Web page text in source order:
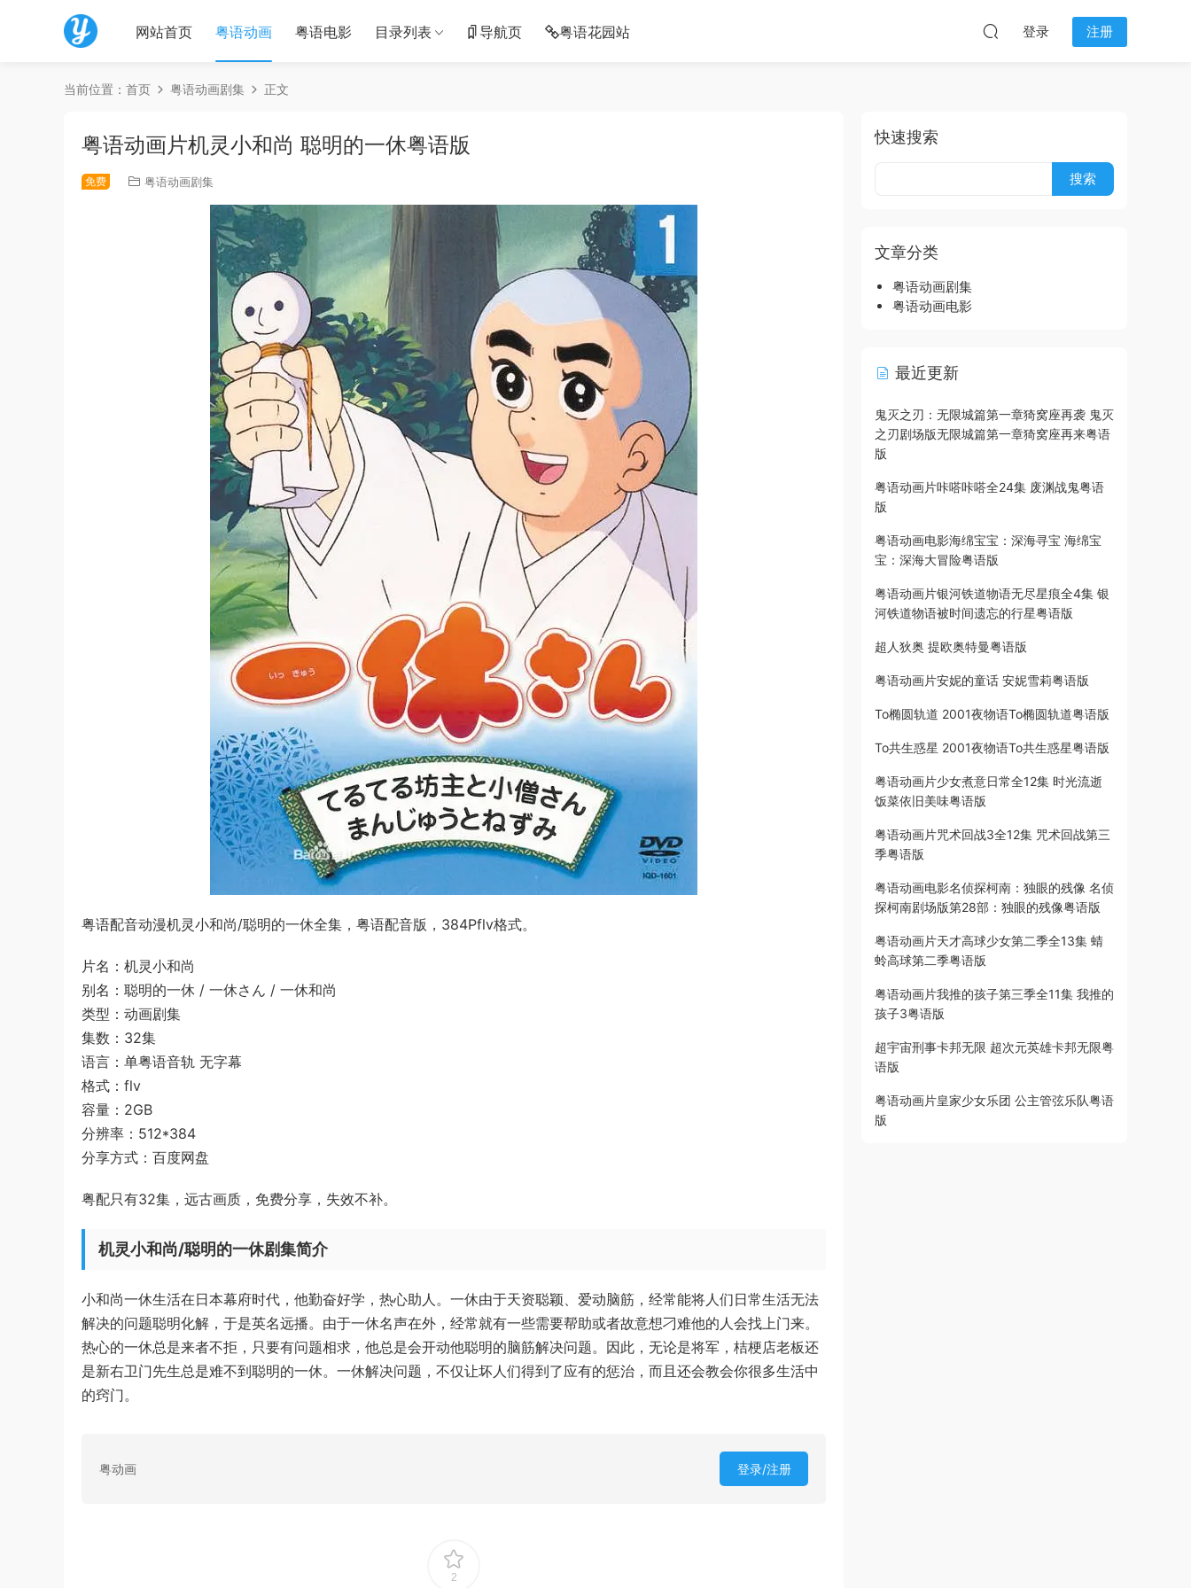
网站首页 粤语动画 粤语电影 目录列表 导航页 粤语花园站 登录 注册
当前位置： 首页 粤语动画剧集 正文
粤语动画片机灵小和尚 聪明的一休粤语版
免费 粤语动画剧集
粤语配音动漫机灵小和尚/聪明的一休全集，粤语配音版，384Pflv格式。
片名：机灵小和尚
别名：聪明的一休 / 一休さん / 一休和尚
类型：动画剧集
集数：32集
语言：单粤语音轨 无字幕
格式：flv
容量：2GB
分辨率：512*384
分享方式：百度网盘
粤配只有32集，远古画质，免费分享，失效不补。
机灵小和尚/聪明的一休剧集简介
小和尚一休生活在日本幕府时代，他勤奋好学，热心助人。一休由于天资聪颖、爱动脑筋，经常能将人们日常生活无法
解决的问题聪明化解，于是英名远播。由于一休名声在外，经常就有一些需要帮助或者故意想刁难他的人会找上门来。
热心的一休总是来者不拒，只要有问题相求，他总是会开动他聪明的脑筋解决问题。因此，无论是将军，桔梗店老板还
是新右卫门先生总是难不到聪明的一休。一休解决问题，不仅让坏人们得到了应有的惩治，而且还会教会你很多生活中
的窍门。
粤动画 登录/注册
2
快速搜索
文章分类
粤语动画剧集
粤语动画电影
最近更新
鬼灭之刃：无限城篇第一章猗窝座再袭 鬼灭
之刃剧场版无限城篇第一章猗窝座再来粤语
版
粤语动画片咔嗒咔嗒全24集 废渊战鬼粤语
版
粤语动画电影海绵宝宝：深海寻宝 海绵宝
宝：深海大冒险粤语版
粤语动画片银河铁道物语无尽星痕全4集 银
河铁道物语被时间遗忘的行星粤语版
超人狄奥 提欧奥特曼粤语版
粤语动画片安妮的童话 安妮雪莉粤语版
To椭圆轨道 2001夜物语To椭圆轨道粤语版
To共生惑星 2001夜物语To共生惑星粤语版
粤语动画片少女煮意日常全12集 时光流逝
饭菜依旧美味粤语版
粤语动画片咒术回战3全12集 咒术回战第三
季粤语版
粤语动画电影名侦探柯南：独眼的残像 名侦
探柯南剧场版第28部：独眼的残像粤语版
粤语动画片天才高球少女第二季全13集 蜻
蛉高球第二季粤语版
粤语动画片我推的孩子第三季全11集 我推的
孩子3粤语版
超宇宙刑事卡邦无限 超次元英雄卡邦无限粤
语版
粤语动画片皇家少女乐团 公主管弦乐队粤语
版